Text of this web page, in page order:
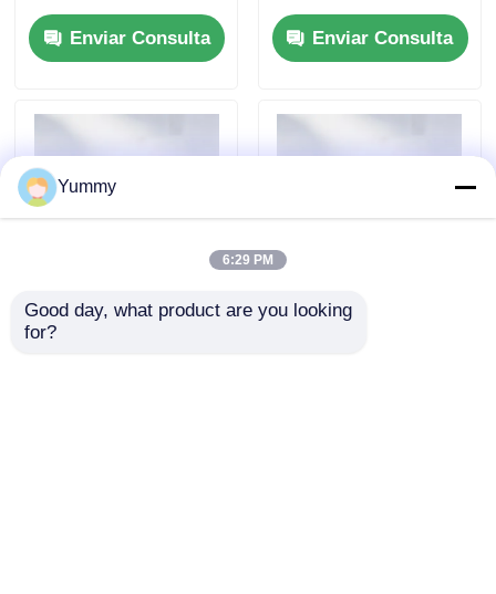
Enviar Consulta Enviar Consulta
Rebeads Magrose
Rebeads Magrose
Yummy
6:29 PM
Good day, what product are you looking
for?